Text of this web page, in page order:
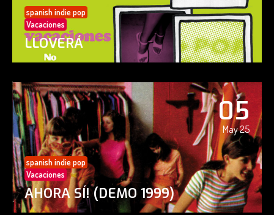
spanish indie pop
Vacaciones
LLOVERÁ
05
May 25
spanish indie pop
Vacaciones
AHORA SÍ! (DEMO 1999)